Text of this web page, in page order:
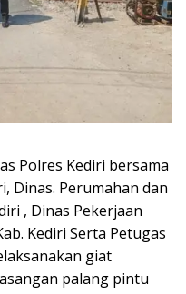
Polres Kediri bersama
Dinas. Perumahan dan
, Dinas Pekerjaan
Kediri Serta Petugas
giat
palang pintu